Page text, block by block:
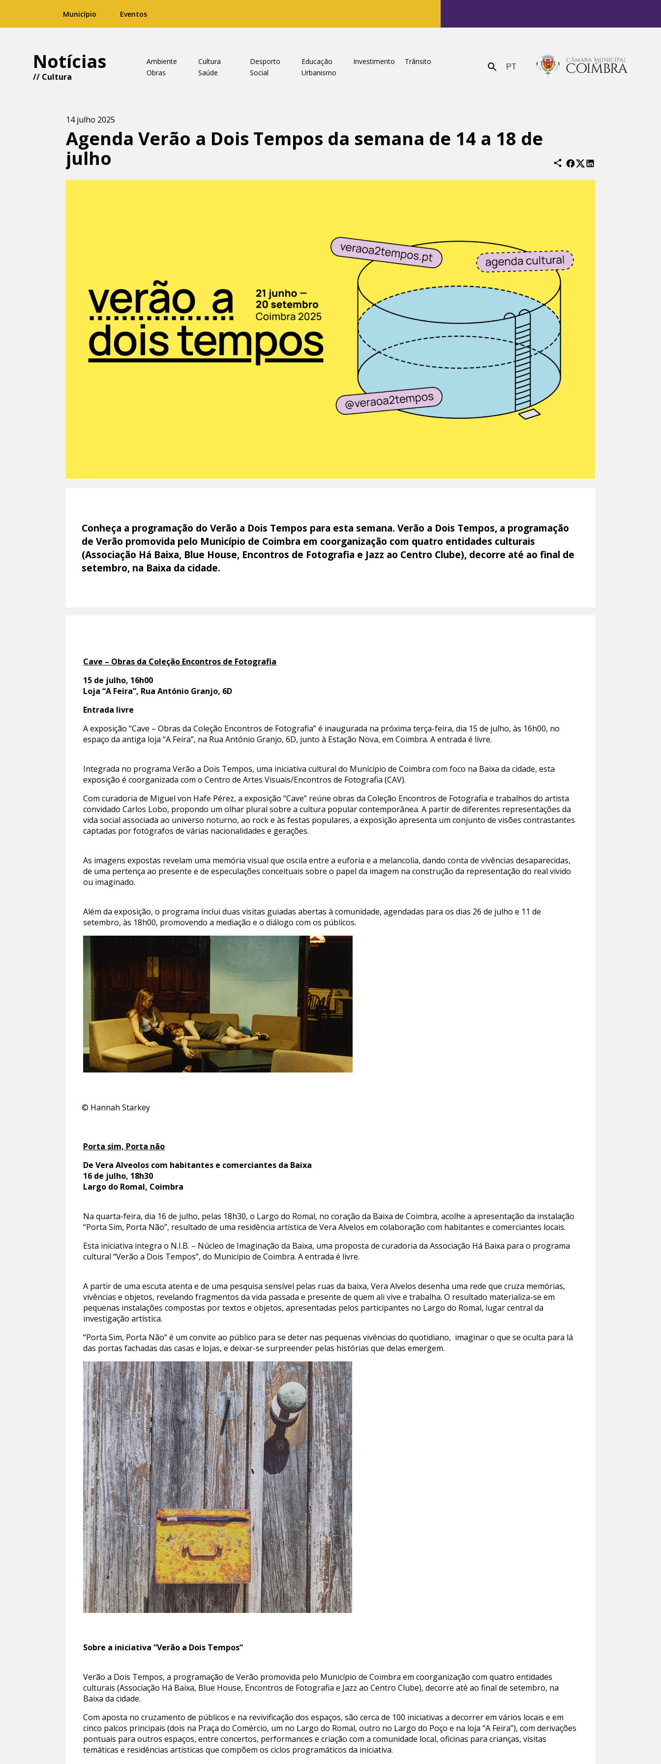
Município Eventos
Notícias
// Cultura
Ambiente Cultura Desporto Educação Investimento
Trânsito
Obras
Saúde Social Urbanismo Enviar PT
14 julho 2025
Agenda Verão a Dois Tempos da semana de 14 a 18 de
julho
Conheça a programação do Verão a Dois Tempos para esta semana. Verão a Dois Tempos, a programação
de Verão promovida pelo Município de Coimbra em coorganização com quatro entidades culturais
(Associação Há Baixa, Blue House, Encontros de Fotografia e Jazz ao Centro Clube), decorre até ao final de
setembro, na Baixa da cidade.
Cave – Obras da Coleção Encontros de Fotografia
15 de julho, 16h00
Loja “A Feira”, Rua António Granjo, 6D
Entrada livre
A exposição “Cave – Obras da Coleção Encontros de Fotografia” é inaugurada na próxima terça-feira, dia 15 de julho, às 16h00, no
espaço da antiga loja “A Feira”, na Rua António Granjo, 6D, junto à Estação Nova, em Coimbra. A entrada é livre.
Integrada no programa Verão a Dois Tempos, uma iniciativa cultural do Município de Coimbra com foco na Baixa da cidade, esta
exposição é coorganizada com o Centro de Artes Visuais/Encontros de Fotografia (CAV).
Com curadoria de Miguel von Hafe Pérez, a exposição “Cave” reúne obras da Coleção Encontros de Fotografia e trabalhos do artista
convidado Carlos Lobo, propondo um olhar plural sobre a cultura popular contemporânea. A partir de diferentes representações da
vida social associada ao universo noturno, ao rock e às festas populares, a exposição apresenta um conjunto de visões contrastantes
captadas por fotógrafos de várias nacionalidades e gerações.
As imagens expostas revelam uma memória visual que oscila entre a euforia e a melancolia, dando conta de vivências desaparecidas,
de uma pertença ao presente e de especulações conceituais sobre o papel da imagem na construção da representação do real vivido
ou imaginado.
Além da exposição, o programa inclui duas visitas guiadas abertas à comunidade, agendadas para os dias 26 de julho e 11 de
setembro, às 18h00, promovendo a mediação e o diálogo com os públicos.
© Hannah Starkey
Porta sim, Porta não
De Vera Alveolos com habitantes e comerciantes da Baixa
16 de julho, 18h30
Largo do Romal, Coimbra
Na quarta-feira, dia 16 de julho, pelas 18h30, o Largo do Romal, no coração da Baixa de Coimbra, acolhe a apresentação da instalação
“Porta Sim, Porta Não”, resultado de uma residência artística de Vera Alvelos em colaboração com habitantes e comerciantes locais.
Esta iniciativa integra o N.I.B. – Núcleo de Imaginação da Baixa, uma proposta de curadoria da Associação Há Baixa para o programa
cultural “Verão a Dois Tempos”, do Município de Coimbra. A entrada é livre.
A partir de uma escuta atenta e de uma pesquisa sensível pelas ruas da baixa, Vera Alvelos desenha uma rede que cruza memórias,
vivências e objetos, revelando fragmentos da vida passada e presente de quem ali vive e trabalha. O resultado materializa-se em
pequenas instalações compostas por textos e objetos, apresentadas pelos participantes no Largo do Romal, lugar central da
investigação artística.
“Porta Sim, Porta Não” é um convite ao público para se deter nas pequenas vivências do quotidiano, imaginar o que se oculta para lá
das portas fachadas das casas e lojas, e deixar-se surpreender pelas histórias que delas emergem.
Sobre a iniciativa “Verão a Dois Tempos”
Verão a Dois Tempos, a programação de Verão promovida pelo Município de Coimbra em coorganização com quatro entidades
culturais (Associação Há Baixa, Blue House, Encontros de Fotografia e Jazz ao Centro Clube), decorre até ao final de setembro, na
Baixa da cidade.
Com aposta no cruzamento de públicos e na revivificação dos espaços, são cerca de 100 iniciativas a decorrer em vários locais e em
cinco palcos principais (dois na Praça do Comércio, um no Largo do Romal, outro no Largo do Poço e na loja “A Feira”), com derivações
pontuais para outros espaços, entre concertos, performances e criação com a comunidade local, oficinas para crianças, visitas
temáticas e residências artísticas que compõem os ciclos programáticos da iniciativa.